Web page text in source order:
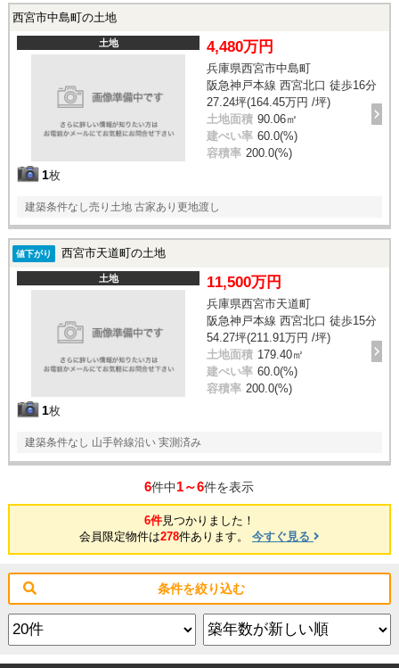
西宮市中島町の土地
土地
1枚
4,480万円
兵庫県西宮市中島町
阪急神戸本線 西宮北口 徒歩16分
27.24坪(164.45万円 /坪)
土地面積 90.06㎡
建ぺい率 60.0(%)
容積率 200.0(%)
建築条件なし売り土地 古家あり更地渡し
値下がり 西宮市天道町の土地
土地
1枚
11,500万円
兵庫県西宮市天道町
阪急神戸本線 西宮北口 徒歩15分
54.27坪(211.91万円 /坪)
土地面積 179.40㎡
建ぺい率 60.0(%)
容積率 200.0(%)
建築条件なし 山手幹線沿い 実測済み
6件中1～6件を表示
6件見つかりました！
会員限定物件は278件あります。 今すぐ見る
条件を絞り込む